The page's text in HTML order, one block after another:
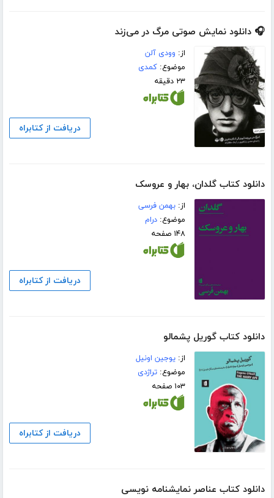
🎧 دانلود نمایش صوتی مرگ در می‌زند
از: وودی آلن
موضوع:کمدی
۲۳ دقیقه
دریافت از کتابراه
دانلود کتاب گلدان، بهار و عروسک
از:بهمن فرسی
موضوع:درام
۱۴۸ صفحه
دریافت از کتابراه
دانلود کتاب گوریل پشمالو
از:یوجین اونیل
موضوع:تراژدی
۱۰۳ صفحه
دریافت از کتابراه
دانلود کتاب عناصر نمایشنامه نویسی